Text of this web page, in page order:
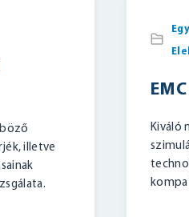
illetve
Kiváló